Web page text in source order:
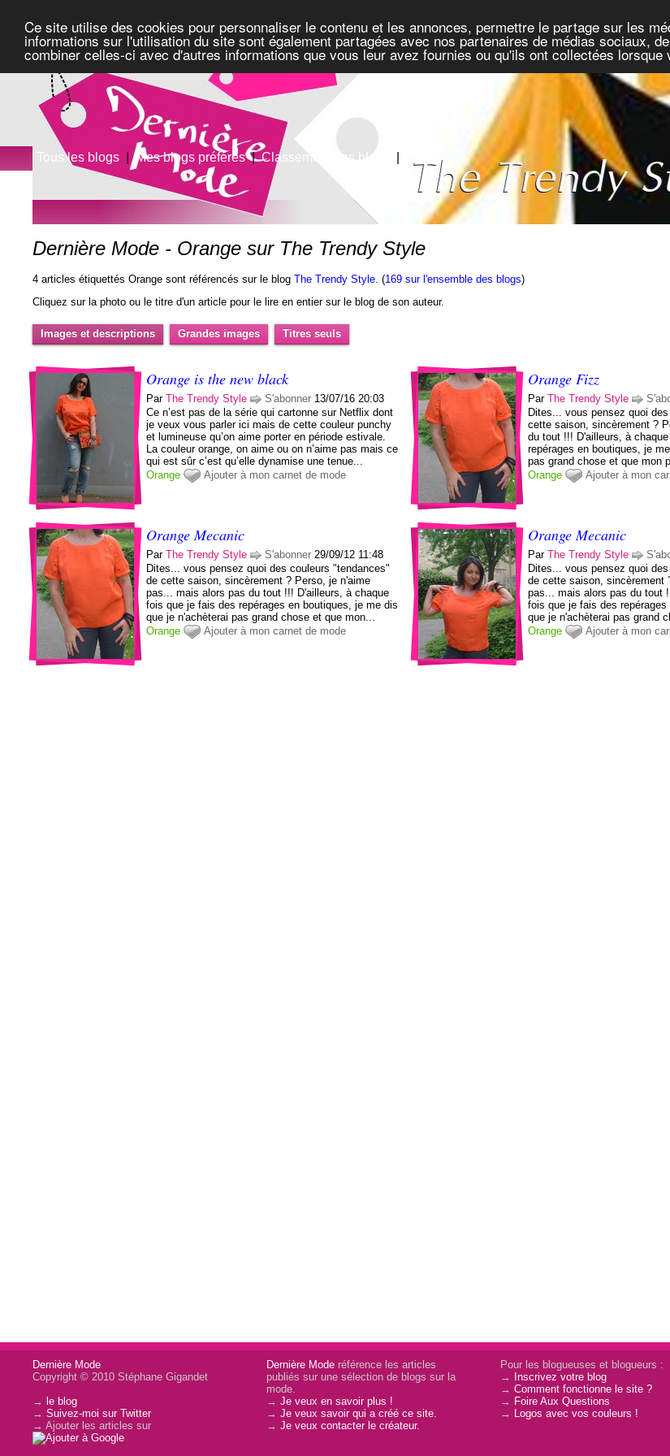
Ce site utilise des cookies pour personnaliser le contenu et les annonces, permettre le partage sur les
informations sur l'utilisation du site sont également partagées avec nos partenaires de médias sociaux,
combiner celles-ci avec d'autres informations que vous leur avez fournies ou qu'ils ont collectées
Tous les blogs | Mes blogs préférés|Classement des blogs
Dernière Mode - Orange sur The Trendy Style
4 articles étiquettés Orange sont référencés sur le blogThe Trendy Style. (169 sur l'ensemble des blogs)
Cliquez sur la photo ou le titre d'un article pour le lire en entier sur le blog de son auteur.
Images et descriptions Grandes images Titres seuls
Orange is the new black
ParThe Trendy Style S'abonner 13/07/16 20:03
Ce n’est pas de la série qui cartonne sur Netflix dont
je veux vous parler ici mais de cette couleur punchy
et lumineuse qu’on aime porter en période estivale.
La couleur orange, on aime ou on n’aime pas mais ce
qui est sûr c’est qu’elle dynamise une tenue...
Orange
Ajouter à mon carnet de mode
Orange Fizz
ParThe Trendy Style
Dites... vous pensez quoi
cette saison, sincèrement ?
du tout !!! D'ailleurs, à
repérages en boutiques, je
pas grand chose et que mon
Orange
Ajouter à mon
Orange Mecanic
ParThe Trendy Style S'abonner 29/09/12 11:48
Dites... vous pensez quoi des couleurs "tendances"
de cette saison, sincèrement ? Perso, je n'aime
pas... mais alors pas du tout !!! D'ailleurs, à chaque
fois que je fais des repérages en boutiques, je me dis
que je n'achèterai pas grand chose et que mon...
Orange
Ajouter à mon carnet de mode
Orange Mecanic
ParThe Trendy Style
Dites... vous pensez quoi
de cette saison, sincèrement
pas... mais alors pas du tout
fois que je fais des
que je n'achèterai pas grand
Orange
Ajouter à mon
Dernière Mode
Copyright © 2010 Stéphane Gigandet
→le blog
→Suivez-moi sur Twitter
→ Ajouter les articles sur
Dernière Mode référence les articles
publiés sur une sélection de blogs sur la
mode.
→Je veux en savoir plus !
→Je veux savoir qui a créé ce site.
→Je veux contacter le créateur.
Pour les blogueuses et blogueurs :
→ Inscrivez votre blog
→Comment fonctionne le site ?
→ Foire Aux Questions
→ Logos avec vos couleurs !